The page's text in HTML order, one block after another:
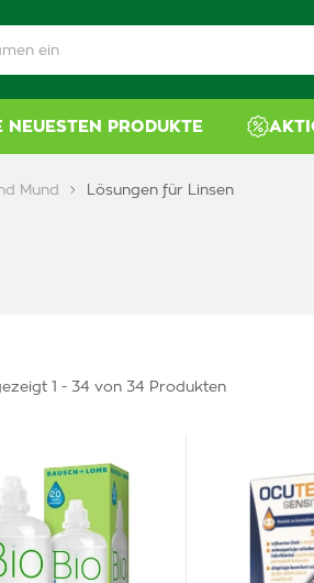
NEUESTEN PRODUKTE
Mund Lösungen für Linsen
1 - 34 von 34 Produkten